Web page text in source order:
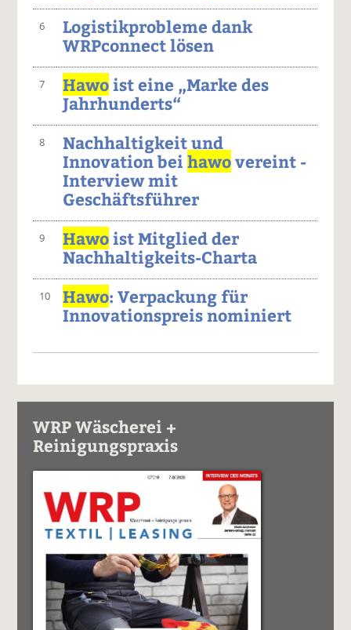
6
Logistikprobleme dank
WRPconnect lösen
7 Hawoist eine „Marke des
Jahrhunderts“
8
Nachhaltigkeit und
Innovation beihawovereint -
Interview mit
Geschäftsführer
9 Hawoist Mitglied der
Nachhaltigkeits-Charta
10 Hawo: Verpackung für
Innovationspreis nominiert
WRP Wäscherei +
Reinigungspraxis